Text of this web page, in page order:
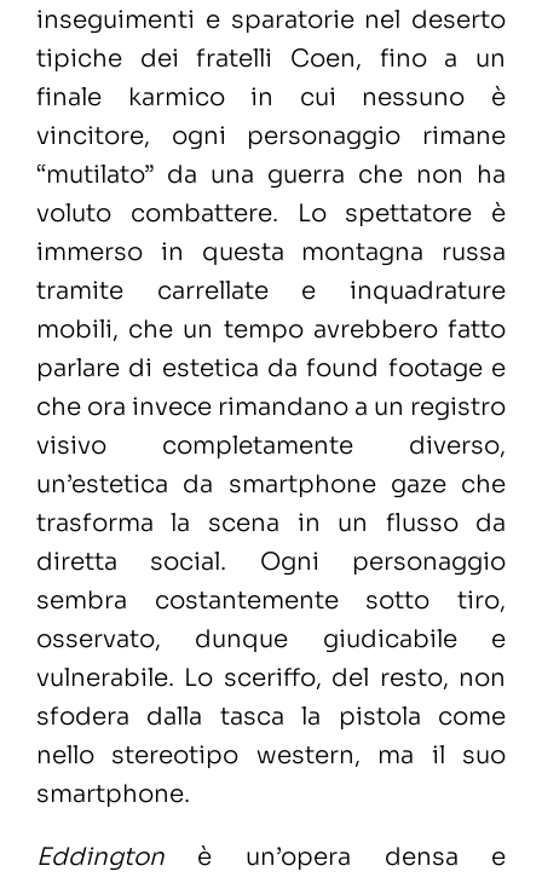
inseguimenti e sparatorie nel deserto
tipiche
dei fratelli Coen, fino a un
finale karmico in cui nessuno è
vincitore, ogni personaggio rimane
“mutilato” da una guerra che non ha
voluto combattere. Lo spettatore è
immerso in questa montagna russa
tramite carrellate e inquadrature
mobili, che un tempo avrebbero fatto
parlare di estetica da found footage e
che ora invece rimandano a un registro
visivo completamente diverso,
un’estetica da smartphone gaze che
trasforma la scena in un flusso da
diretta social. Ogni personaggio
sembra costantemente sotto tiro,
osservato, dunque giudicabile e
vulnerabile. Lo sceriffo, del resto, non
sfodera dalla tasca la pistola come
nello stereotipo western, ma il suo
smartphone.
Eddingtonè un’opera densa e